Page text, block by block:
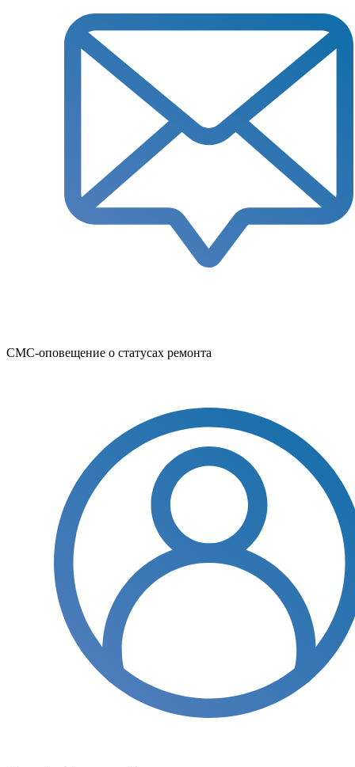
СМС-оповещение о статусах ремонта